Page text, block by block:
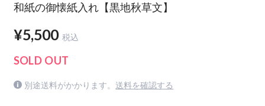
和紙の御懐紙入れ【黒地秋草文】
¥5,500 税込
SOLD OUT
別途送料がかかります。 送料を確認する